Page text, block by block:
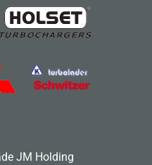
JM Holding